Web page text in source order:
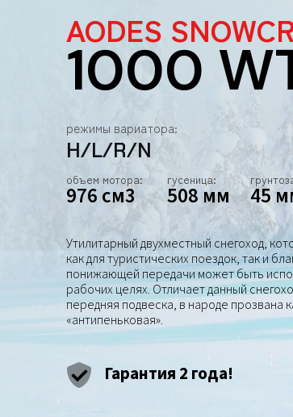
AODES
1000
режимы вариатора:
H/L/R/N
объем мотора:
976 см3
гусеница:
508 мм 45
Утилитарный двухместный снегоход,
как для туристических поездок, так и
понижающей передачи может быть
рабочих целях. Отличает данный
передняя подвеска, в народе прозвана
«антипеньковая».
Гарантия 2 года!